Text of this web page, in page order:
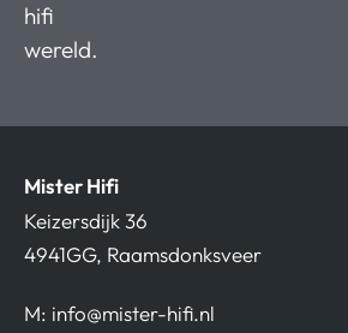
hifi
wereld.
Mister Hifi
Keizersdijk 36
4941GG, Raamsdonksveer
M: info@mister-hifi.nl